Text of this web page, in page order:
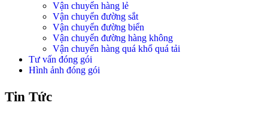
Vận chuyển hàng lẻ
Vận chuyển đường sắt
Vận chuyển đường biển
Vận chuyển đường hàng không
Vận chuyển hàng quá khổ quá tải
Tư vấn đóng gói
Hình ảnh đóng gói
Tin Tức